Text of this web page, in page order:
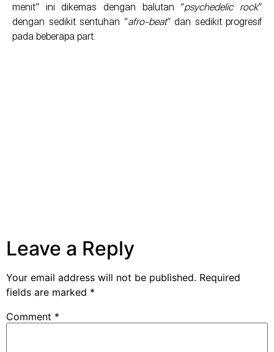
menit” ini dikemas dengan balutan “psychedelic rock”
dengan sedikit sentuhan “afro-beat” dan sedikit progresif
pada beberapa part.
Leave a Reply
Your email address will not be published. Required
fields are marked *
Comment *